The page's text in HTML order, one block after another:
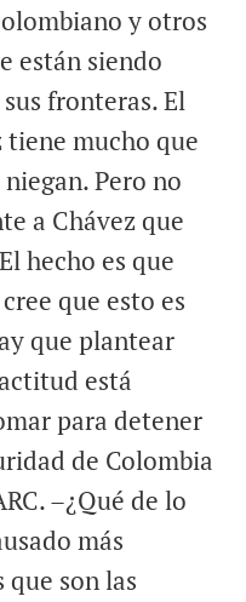
y otros
están siendo
fronteras. El
tiene mucho que
Pero no
a Chávez que
hecho es que
que esto es
que plantear
está
para detener
de Colombia
–¿Qué de lo
más
que son las